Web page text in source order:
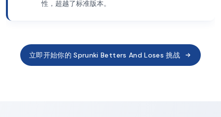
性，超越了标准版本。
立即开始你的 Sprunki Betters And Loses 挑战